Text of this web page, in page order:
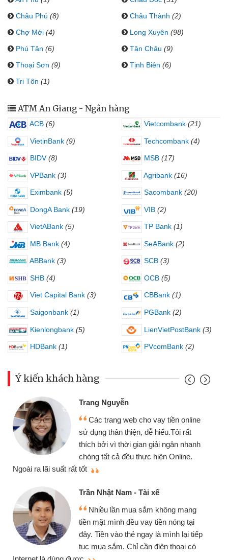
Châu Phú (8) Châu Thành (2)
Chợ Mới (4) Long Xuyên (98)
Phú Tân (6) Tân Châu (9)
Thoại Sơn (9) Tịnh Biên (6)
Tri Tôn (1)
ATM An Giang - Ngân hàng
ACB (6) Vietcombank (21)
VietinBank (9) Techcombank (4)
BIDV (8) MSB (17)
VPBank (3) Agribank (16)
Eximbank (5) Sacombank (20)
DongA Bank (19) VIB (2)
VietABank (5) TP Bank (1)
MB Bank (4) SeABank (2)
ABBank (3) SCB (3)
SHB (4) OCB (5)
Viet Capital Bank (3) CBBank (1)
Saigonbank (1) PGBank (2)
Kienlongbank (5) LienVietPostBank (3)
HDBank (1) PVcomBank (2)
Ý kiến khách hàng
web cho vay tiền online
thiện, dễ hiểu.Tôi rất
gian giải ngân nhanh
thực hiện Online.
- Tài xế
mua sắm không mang
đều vay tiền nóng tại
thẻ ngay là mình lại tiếp
Chỉ cần điện thoại có
chiếc xe wave
cần gặp mặt nên
nhiều lúc cần
đến website qua
đã giải quyết